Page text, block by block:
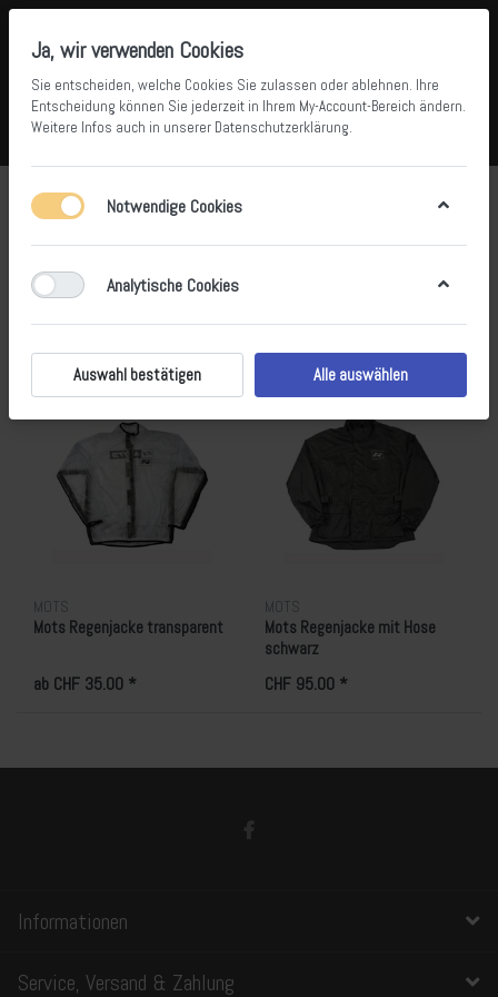
Menü Anmelden Vergleichen Wunschliste
Regen Bekleidung Mots
1-2von2
MOTS
Mots Regenjacke transparent
ab CHF 35.00 *
MOTS
Mots Regenjacke mit Hose
schwarz
CHF 95.00 *
Informationen
Service, Versand & Zahlung
Ja, wir verwenden Cookies
Sie entscheiden, welche Cookies Sie zulassen oder ablehnen. Ihre
Entscheidung können Sie jederzeit in Ihrem My-Account-Bereich ändern.
Weitere Infos auch in unserer Datenschutzerklärung.
Notwendige Cookies
Analytische Cookies
Auswahl bestätigen Alle auswählen